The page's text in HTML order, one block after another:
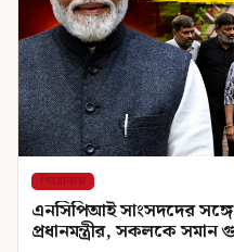
শিরোনাম
এনসিপিআই সাংসদদের
প্রধানমন্ত্রীর, সকলকে সমান